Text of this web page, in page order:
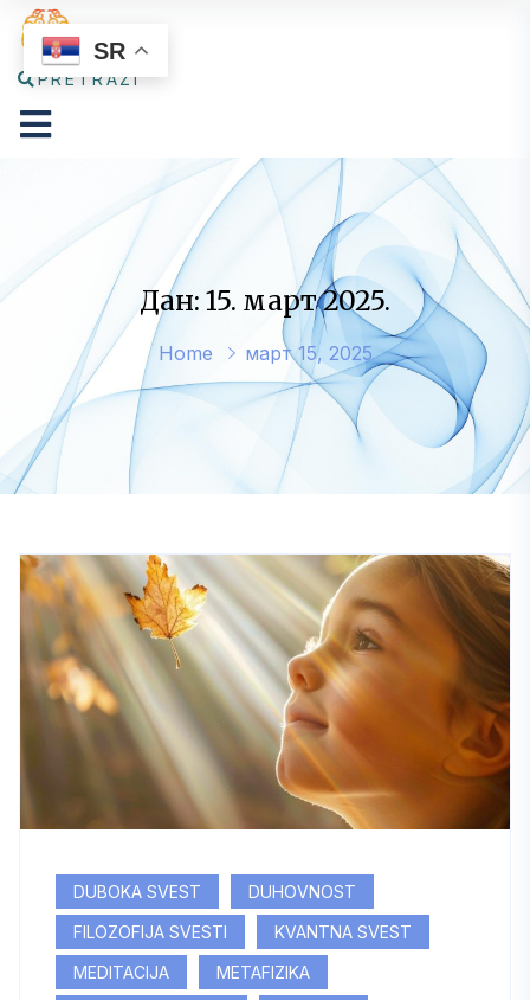
PRETRAŽI
Дан: 15. март 2025.
Home март 15, 2025
DUBOKA SVEST
DUHOVNOST
FILOZOFIJA SVESTI
KVANTNA SVEST
MEDITACIJA
METAFIZIKA
SR